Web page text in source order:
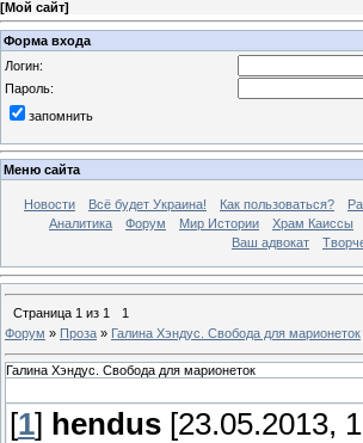
[Мой сайт]
Форма входа
Логин:
Пароль:
запомнить
Меню сайта
Новости Всё будет Украина! Как пользоваться?
Аналитика
Форум Мир Истории Храм Каиссы
Ваш адвокат
Страница 1 из 1
1
Форум » Проза » Галина Хэндус. Свобода для марионеток
Галина Хэндус. Свобода для марионеток
[1] hendus [23.05.2013,